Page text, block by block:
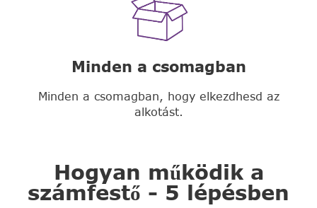
Minden a csomagban
Minden a csomagban, hogy elkezdhesd az
alkotást.
Hogyan működik a
számfestő - 5 lépésben